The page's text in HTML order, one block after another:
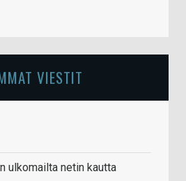
VIESTIT
ulkomailta netin kautta